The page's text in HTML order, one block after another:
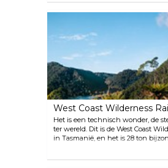
West Coast Wilderness
Het is een technisch wonder, de
ter wereld. Dit is de West Coast
in Tasmanië, en het is 28 ton
Tegenwoordig worden passagiers